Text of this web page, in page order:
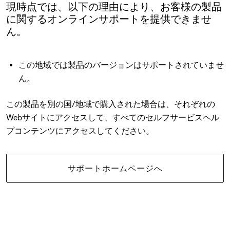
現時点では、以下の理由により、お客様の製品
に関するオンラインサポートを提供できませ
ん。
この地域では製品のバージョンはサポートされていませ
ん。
この製品を別の国/地域で購入された場合は、それぞれの
Webサイトにアクセスして、すべてのセルフサービスヘル
プコンテンツにアクセスしてください。
サポートホームページへ